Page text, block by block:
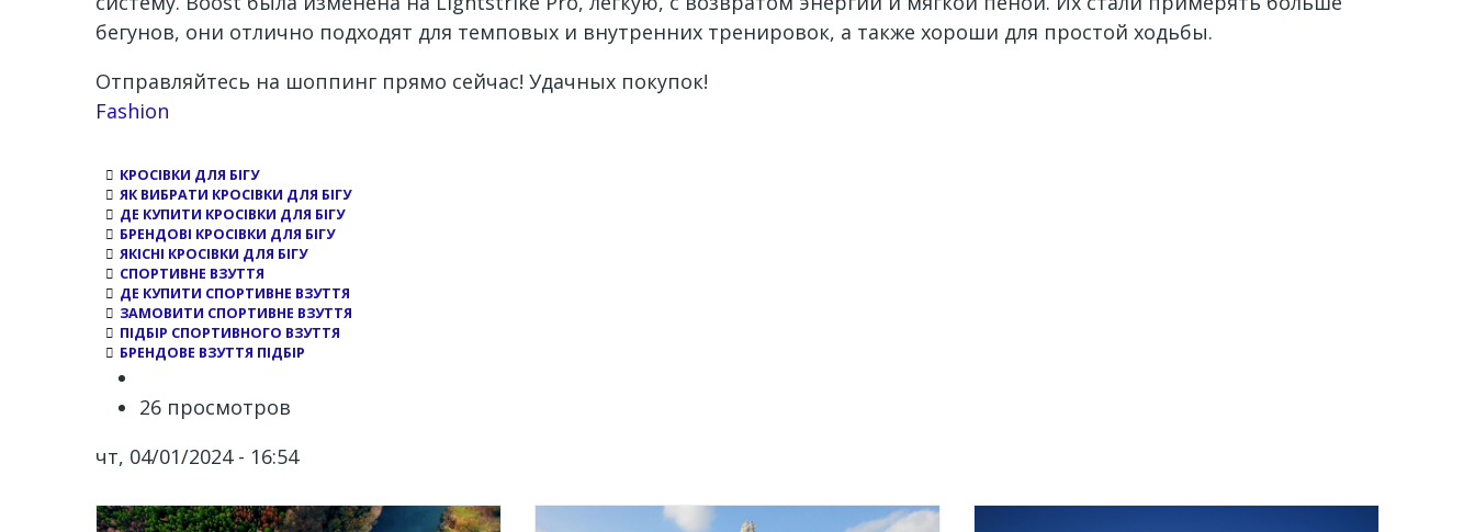
бегунов, они отлично подходят для темповых и внутренних тренировок, а также хороши для простой ходьбы.
Отправляйтесь на шоппинг прямо сейчас! Удачных покупок!
Channel
Fashion
КРОСІВКИ ДЛЯ БІГУ
ЯК ВИБРАТИ КРОСІВКИ ДЛЯ БІГУ
ДЕ КУПИТИ КРОСІВКИ ДЛЯ БІГУ
БРЕНДОВІ КРОСІВКИ ДЛЯ БІГУ
ЯКІСНІ КРОСІВКИ ДЛЯ БІГУ
СПОРТИВНЕ ВЗУТТЯ
ДЕ КУПИТИ СПОРТИВНЕ ВЗУТТЯ
ЗАМОВИТИ СПОРТИВНЕ ВЗУТТЯ
ПІДБІР СПОРТИВНОГО ВЗУТТЯ
БРЕНДОВЕ ВЗУТТЯ ПІДБІР
26 просмотров
чт, 04/01/2024 - 16:54